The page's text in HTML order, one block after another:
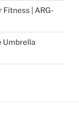
| ARG-
Umbrella